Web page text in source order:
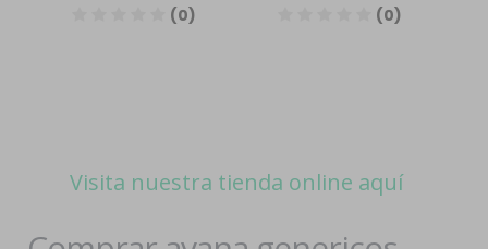
Visita nuestra tienda online aquí